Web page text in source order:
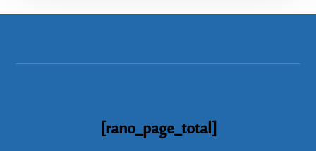
[rano_page_total]